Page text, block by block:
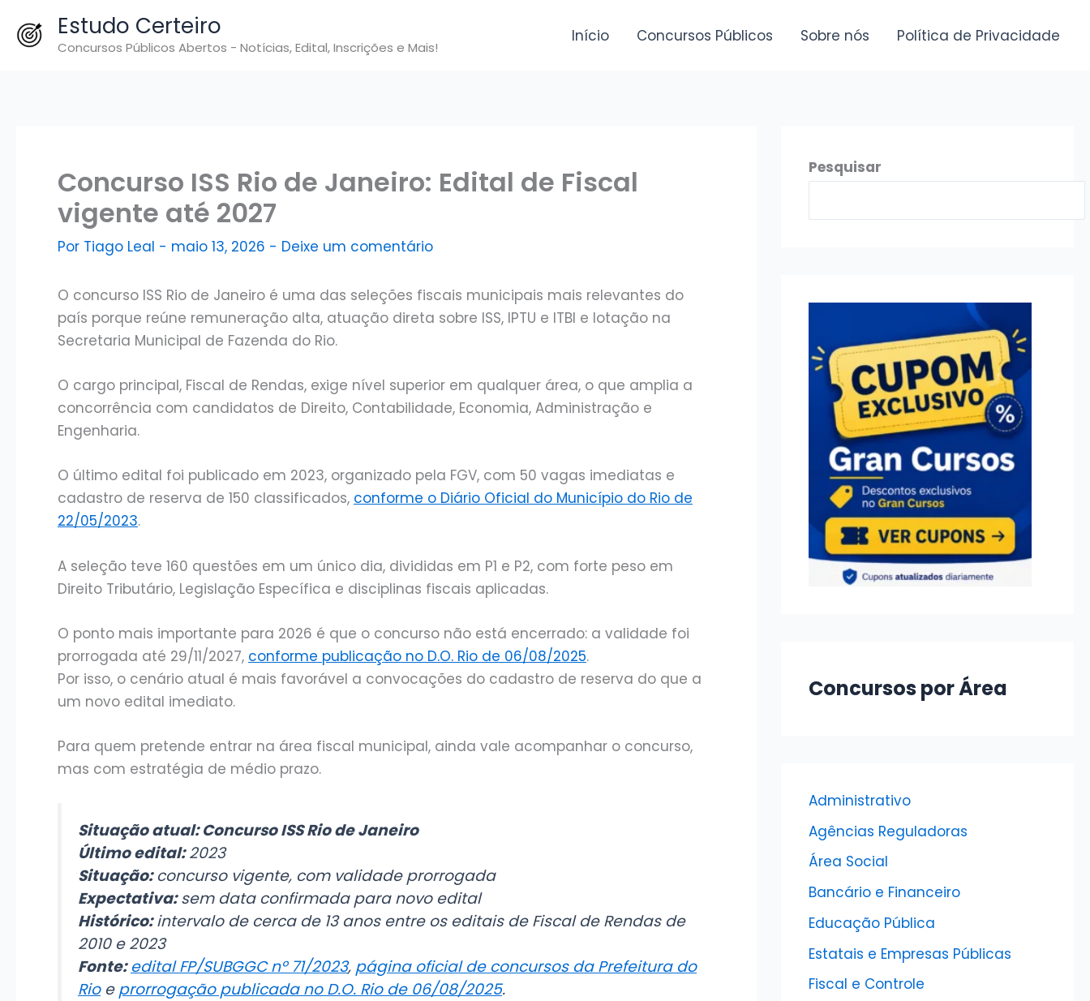
para
Estudo Certeiro
Concursos Públicos Abertos - Notícias, Edital, Inscrições e Mais!
Início Concursos Públicos Sobre nós Política de Privacidade
Concurso ISS Rio de Janeiro: Edital de Fiscal
vigente até 2027
Por Tiago Leal - maio 13, 2026 - Deixe um comentário
O concurso ISS Rio de Janeiro é uma das seleções fiscais municipais mais relevantes do
país porque reúne remuneração alta, atuação direta sobre ISS, IPTU e ITBI e lotação na
Secretaria Municipal de Fazenda do Rio.
O cargo principal, Fiscal de Rendas, exige nível superior em qualquer área, o que amplia a
concorrência com candidatos de Direito, Contabilidade, Economia, Administração e
Engenharia.
O último edital foi publicado em 2023, organizado pela FGV, com 50 vagas imediatas e
cadastro de reserva de 150 classificados, conforme o Diário Oficial do Município do Rio de
22/05/2023.
A seleção teve 160 questões em um único dia, divididas em P1 e P2, com forte peso em
Direito Tributário, Legislação Específica e disciplinas fiscais aplicadas.
O ponto mais importante para 2026 é que o concurso não está encerrado: a validade foi
prorrogada até 29/11/2027, conforme publicação no D.O. Rio de 06/08/2025.
Por isso, o cenário atual é mais favorável a convocações do cadastro de reserva do que a
um novo edital imediato.
Para quem pretende entrar na área fiscal municipal, ainda vale acompanhar o concurso,
mas com estratégia de médio prazo.
Situação atual: Concurso ISS Rio de Janeiro
Último edital:2023
Situação:concurso vigente, com validade prorrogada
Expectativa:sem data confirmada para novo edital
Histórico:intervalo de cerca de 13 anos entre os editais de Fiscal de Rendas de
2010 e 2023
Fonte: edital FP/SUBGGC nº 71/2023, página oficial de concursos da Prefeitura do
Rioeprorrogação publicada no D.O. Rio de 06/08/2025.
Pesquisar
Concursos por Área
Administrativo
Agências Reguladoras
Área Social
Bancário e Financeiro
Educação Pública
Estatais e Empresas Públicas
Fiscal e Controle